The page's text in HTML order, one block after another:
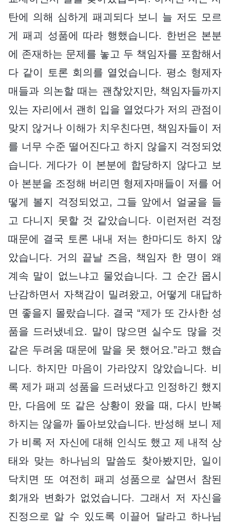
탄에 의해 심하게 패괴되다 보니 늘 저도 모르
게 패괴 성품에 따라 행했습니다. 한번은 본분
에 존재하는 문제를 놓고 두 책임자를 포함해서
다 같이 토론 회의를 열었습니다. 평소 형제자
매들과 의논할 때는 괜찮았지만, 책임자들까지
있는 자리에서 괜히 입을 열었다가 저의 관점이
맞지 않거나 이해가 치우친다면, 책임자들이 저
를 너무 수준 떨어진다고 하지 않을지 걱정되었
습니다. 게다가 이 본분에 합당하지 않다고 보
아 본분을 조정해 버리면 형제자매들이 저를 어
떻게 볼지 걱정되었고, 그들 앞에서 얼굴을 들
고 다니지 못할 것 같았습니다. 이런저런 걱정
때문에 결국 토론 내내 저는 한마디도 하지 않
았습니다. 거의 끝날 즈음, 책임자 한 명이 왜
계속 말이 없느냐고 물었습니다. 그 순간 몹시
난감하면서 자책감이 밀려왔고, 어떻게 대답하
면 좋을지 몰랐습니다. 결국 “제가 또 간사한 성
품을 드러냈네요. 말이 많으면 실수도 많을 것
같은 두려움 때문에 말을 못 했어요.”라고 했습
니다. 하지만 마음이 가라앉지 않았습니다. 비
록 제가 패괴 성품을 드러냈다고 인정하긴 했지
만, 다음에 또 같은 상황이 왔을 때, 다시 반복
하지는 않을까 돌아보았습니다. 반성해 보니 제
가 비록 저 자신에 대해 인식도 했고 제 내적 상
태와 맞는 하나님의 말씀도 찾아봤지만, 일이
닥치면 또 여전히 패괴 성품으로 살면서 참된
회개와 변화가 없었습니다. 그래서 저 자신을
진정으로 알 수 있도록 이끌어 달라고 하나님